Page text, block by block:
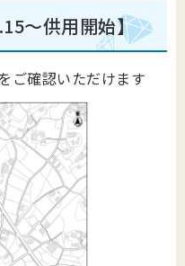
～供用開始】
ご確認いただけます